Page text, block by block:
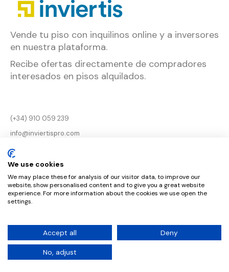
Vende tu piso con inquilinos online y a inversores
en nuestra plataforma.
Recibe ofertas directamente de compradores
interesados en pisos alquilados.
(+34) 910 059 239
info@inviertispro.com
Aviso legal
privacidad
política de cookies
© 2022 Inviertis. All rights reserved
We use cookies
We may place these for analysis of our visitor data, to improve our
website, show personalised content and to give you a great website
experience. For more information about the cookies we use open the
settings.
Accept all Deny
No, adjust